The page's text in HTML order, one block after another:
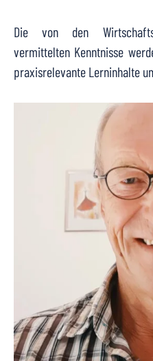
Die von den
vermittelten Kenntnisse
praxisrelevante Lerninhalte